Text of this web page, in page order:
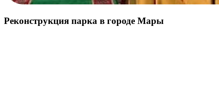
Реконструкция парка в городе Мары